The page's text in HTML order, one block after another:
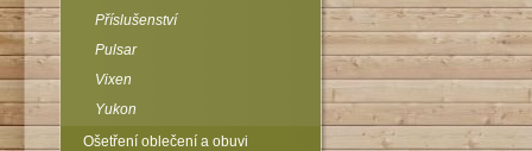
Příslušenství
Pulsar
Vixen
Yukon
Ošetření oblečení a obuvi